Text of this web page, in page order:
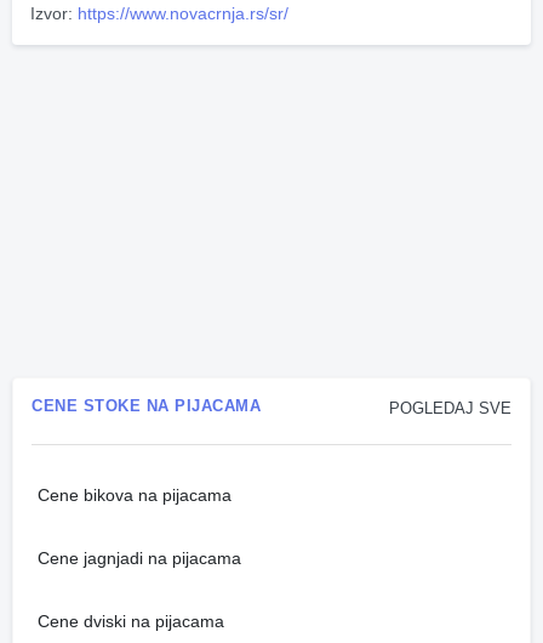
Izvor: https://www.novacrnja.rs/sr/
POGLEDAJ SVE
CENE STOKE NA PIJACAMA
Cene bikova na pijacama
Cene jagnjadi na pijacama
Cene dviski na pijacama